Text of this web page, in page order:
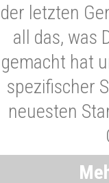
der letzten
all das, was
gemacht hat
spezifischer
neuesten